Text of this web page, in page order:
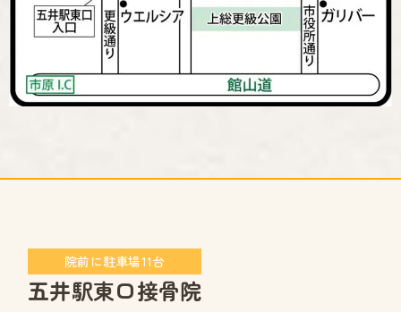
院前に駐車場11台
五井駅東口接骨院